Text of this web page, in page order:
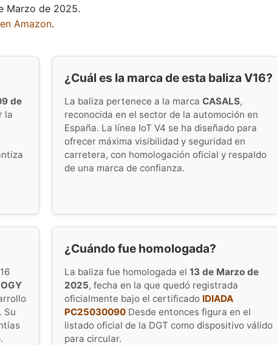
Marzo de 2025.
Amazon.
de
la
¿Cuál es la marca de esta baliza V16?
La baliza pertenece a la marca CASALS,
reconocida en el sector de la automoción en
España. La línea IoT V4 se ha diseñado para
ofrecer máxima visibilidad y seguridad en
carretera, con homologación oficial y respaldo
de una marca de confianza.
Su
¿Cuándo fue homologada?
La baliza fue homologada el 13 de Marzo de
2025, fecha en la que quedó registrada
oficialmente bajo el certificado IDIADA
PC25030090 Desde entonces figura en el
listado oficial de la DGT como dispositivo válido
para circular.